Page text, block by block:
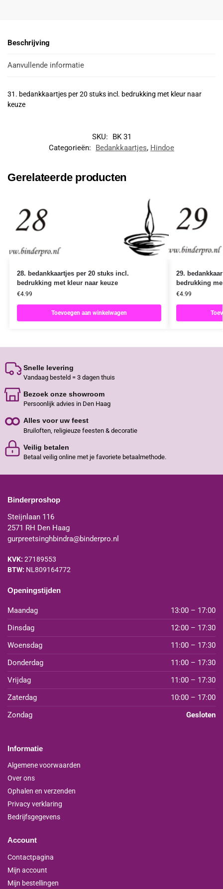
Beschrijving
Aanvullende informatie
31. bedankkaartjes per 20 stuks incl. bedrukking met kleur naar
keuze
SKU:
BK 31
Categorieën:
Bedankkaartjes, Hindoe
Gerelateerde producten
28. bedankkaartjes per 20 stuks incl.
bedrukking met kleur naar keuze
€4.99
Toevoegen aan winkelwagen
29.
bedrukking
€4.99
Snelle levering
Vandaag besteld = 3 dagen thuis
Bezoek onze showroom
Persoonlijk advies in Den Haag
Alles voor uw feest
Bruiloften, religieuze feesten & decoratie
Veilig betalen
Betaal veilig online met je favoriete betaalmethode.
Binderproshop
Steijnlaan 116
2571 RH Den Haag
gurpreetsinghbindra@binderpro.nl
KVK: 27189553
BTW: NL809164772
Openingstijden
Maandag
13:00 – 17:00
Dinsdag
12:00 – 17:30
Woensdag
11:00 – 17:30
Donderdag
11:00 – 17:30
Vrijdag
11:00 – 17:30
Zaterdag
10:00 – 17:00
Zondag
Gesloten
Informatie
Algemene voorwaarden
Over ons
Ophalen en verzenden
Privacy verklaring
Bedrijfsgegevens
Account
Contactpagina
Mijn account
Mijn bestellingen